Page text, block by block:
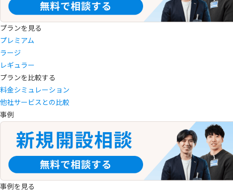
プランを見る
プレミアム
ラージ
レギュラー
プランを比較する
料金シミュレーション
他社サービスとの比較
事例
事例を見る